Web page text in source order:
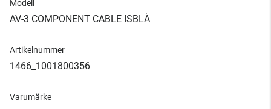
Modell
AV-3 COMPONENT CABLE ISBLÅ
Artikelnummer
1466_1001800356
Varumärke